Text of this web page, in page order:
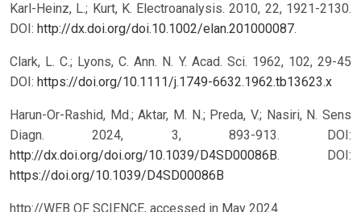
Karl-Heinz, L.; Kurt, K. Electroanalysis. 2010, 22, 1921-2130.
DOI: http://dx.doi.org/doi.10.1002/elan.201000087.
Clark, L. C.; Lyons, C. Ann. N. Y. Acad. Sci. 1962, 102, 29-45
DOI: https://doi.org/10.1111/j.1749-6632.1962.tb13623.x
Harun-Or-Rashid, Md.; Aktar, M. N.; Preda, V.; Nasiri, N. Sens
Diagn. 2024, 3, 893-913. DOI:
http://dx.doi.org/doi.org/10.1039/D4SD00086B.
DOI:
https://doi.org/10.1039/D4SD00086B
http://WEB OF SCIENCE, accessed in May 2024.